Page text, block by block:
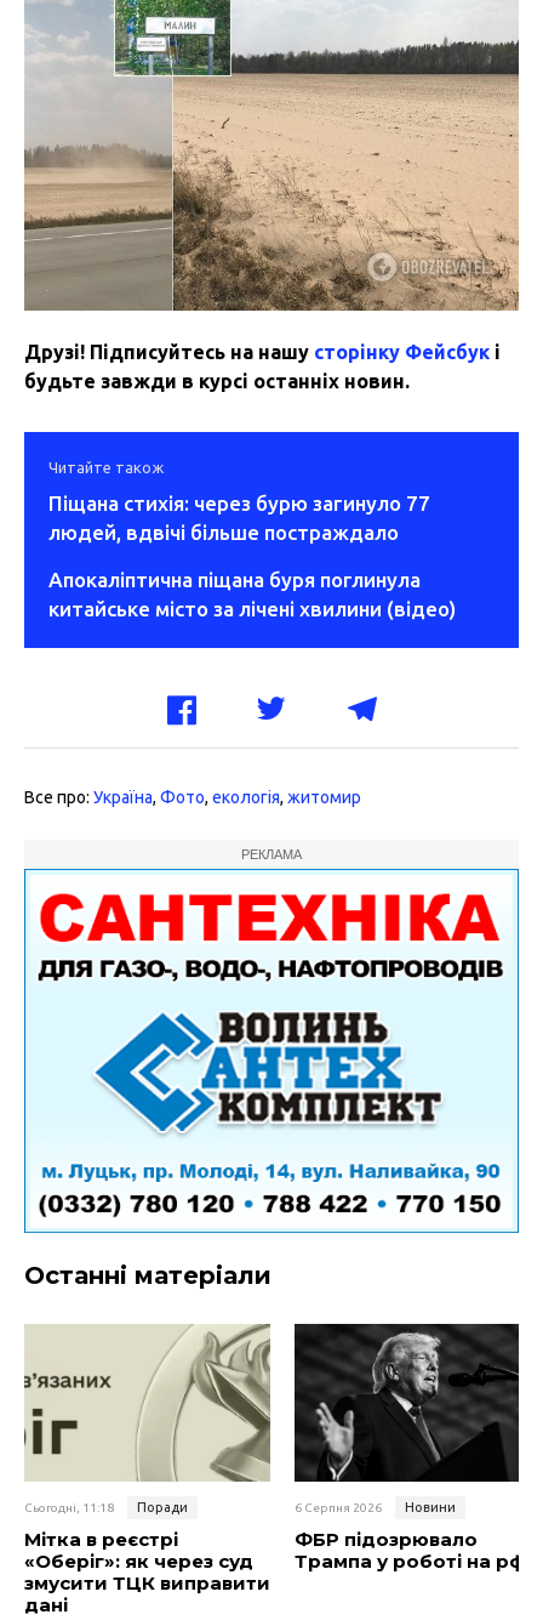
Друзі! Підписуйтесь на нашу сторінку Фейсбук і
будьте завжди в курсі останніх новин.
Читайте також
Піщана стихія: через бурю загинуло 77
людей, вдвічі більше постраждало
Апокаліптична піщана буря поглинула
китайське місто за лічені хвилини (відео)
Все про: Україна, Фото, екологія, житомир
РЕКЛАМА
Останні матеріали
Сьогодні, 11:18 Поради
Мітка в реєстрі
«Оберіг»: як через суд
змусити ТЦК виправити
дані
6 Серпня 2026 Новини
ФБР підозрювало
Трампа у роботі на рф